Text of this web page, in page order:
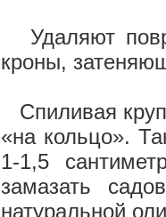
Удаляют
кроны,
Спиливая
«на кольцо».
1-1,5
замазать
натуральной